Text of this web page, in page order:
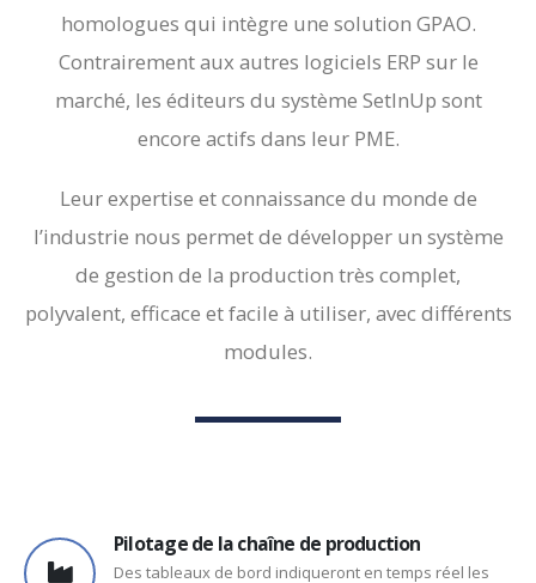
homologues qui intègre une solution GPAO.
Contrairement aux autres logiciels ERP sur le
marché, les éditeurs du système SetInUp sont
encore actifs dans leur PME.
Leur expertise et connaissance du monde de
l’industrie nous permet de développer un système
de gestion de la production très complet,
polyvalent, efficace et facile à utiliser, avec différents
modules.
Pilotage de la chaîne de production
Des tableaux de bord indiqueront en temps réel les